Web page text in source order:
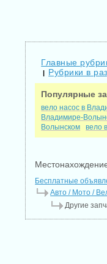
Главные
| Рубрики в
Популярные
вело насос в
Владимире-
Волынском
вело
Бесплатные
Авто / Мото /
Другие